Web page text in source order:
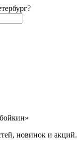
?
новинок и акций.